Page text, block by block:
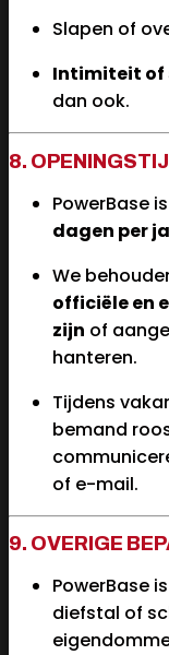
Slapen of
Intimiteit of
dan ook.
8.
PowerBase
dagen per
We
officiële en
zijn of
hanteren.
Tijdens
bemand
of e-mail.
9. OVERIGE
PowerBase
diefstal of